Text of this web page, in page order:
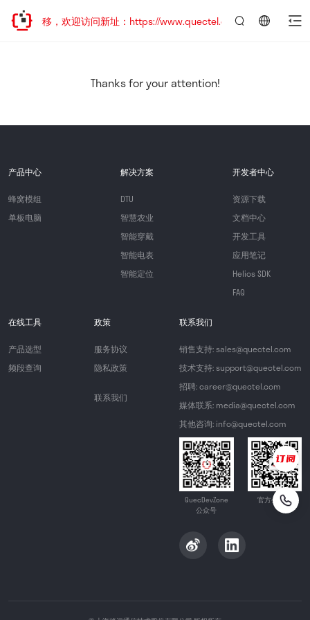
址已迁移，欢迎访问新址：https://www.quectel.com.cn
Thanks for your attention!
产品中心
蜂窝模组
单板电脑
解决方案
DTU
智慧农业
智能穿戴
智能电表
智能定位
开发者中心
资源下载
文档中心
开发工具
应用笔记
Helios SDK
FAQ
在线工具
产品选型
频段查询
政策
服务协议
隐私政策
联系我们
联系我们
销售支持: sales@quectel.com
技术支持: support@quectel.com
招聘: career@quectel.com
媒体联系: media@quectel.com
其他咨询: info@quectel.com
QuecDevZone
公众号
官方公众号